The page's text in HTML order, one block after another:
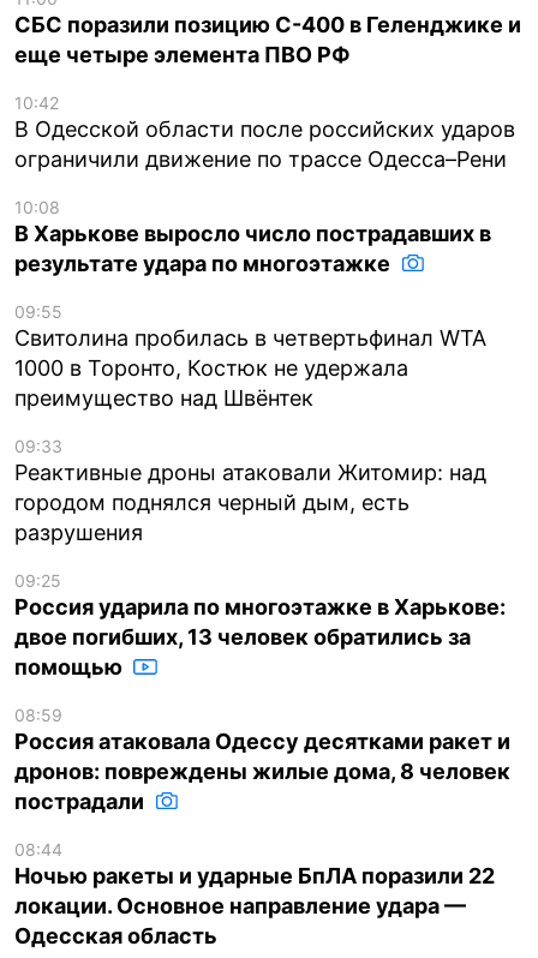
СБС поразили позицию С-400 в Геленджике и
еще четыре элемента ПВО РФ
10:42
В Одесской области после российских ударов
ограничили движение по трассе Одесса–Рени
10:08
В Харькове выросло число пострадавших в
результате удара по многоэтажке
09:55
Свитолина пробилась в четвертьфинал WTA
1000 в Торонто, Костюк не удержала
преимущество над Швёнтек
09:33
Реактивные дроны атаковали Житомир: над
городом поднялся черный дым, есть
разрушения
09:25
Россия ударила по многоэтажке в Харькове:
двое погибших, 13 человек обратились за
помощью
08:59
Россия атаковала Одессу десятками ракет и
дронов: повреждены жилые дома, 8 человек
пострадали
08:44
Ночью ракеты и ударные БпЛА поразили 22
локации. Основное направление удара —
Одесская область